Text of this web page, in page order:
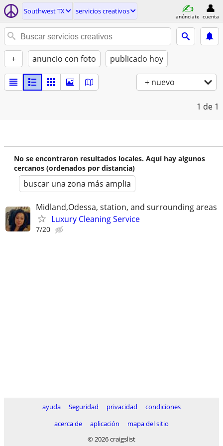
Southwest TX servicios creativos
anúnciate cuenta
+ anuncio con foto publicado hoy
+ nuevo
1 de 1
No se encontraron resultados locales. Aquí hay algunos
cercanos (ordenados por distancia)
buscar una zona más amplia
Midland,Odessa, station, and surrounding areas
Luxury Cleaning Service
7/20
ayuda Seguridad privacidad
condiciones
acerca de
aplicación
mapa del sitio
© 2026 craigslist